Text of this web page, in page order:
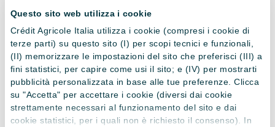
Questo sito web utilizza i cookie
Crédit Agricole Italia utilizza i cookie (compresi i cookie di
terze parti) su questo sito (I) per scopi tecnici e funzionali,
(II) memorizzare le impostazioni del sito che preferisci (III) a
fini statistici, per capire come usi il sito; e (IV) per mostrarti
pubblicità personalizzata in base alle tue preferenze. Clicca
su "Accetta" per accettare i cookie (diversi dai cookie
strettamente necessari al funzionamento del sito e dai
cookie statistici, per i quali non è richiesto il consenso). In
LaCartaConto Crédit Agricoleè una carta prepagata con
IBAN che ti permette di gestire bonifici, accrediti e
pagamenti quotidiani,senza dover aprire un conto
corrente. Puoi utilizzarla per gli acquisti fisici e online,
collegarla ai wallet digitali come Apple Pay, Google Pay e
Samsung Pay, e controllare tutte le operazioni in tempo reale
dall’App Crédit Agricole.